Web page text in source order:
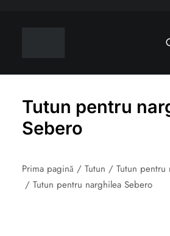
Tutun pentru
Sebero
Prima pagină Tutun
Tutun pentru
Tutun pentru narghilea Sebero